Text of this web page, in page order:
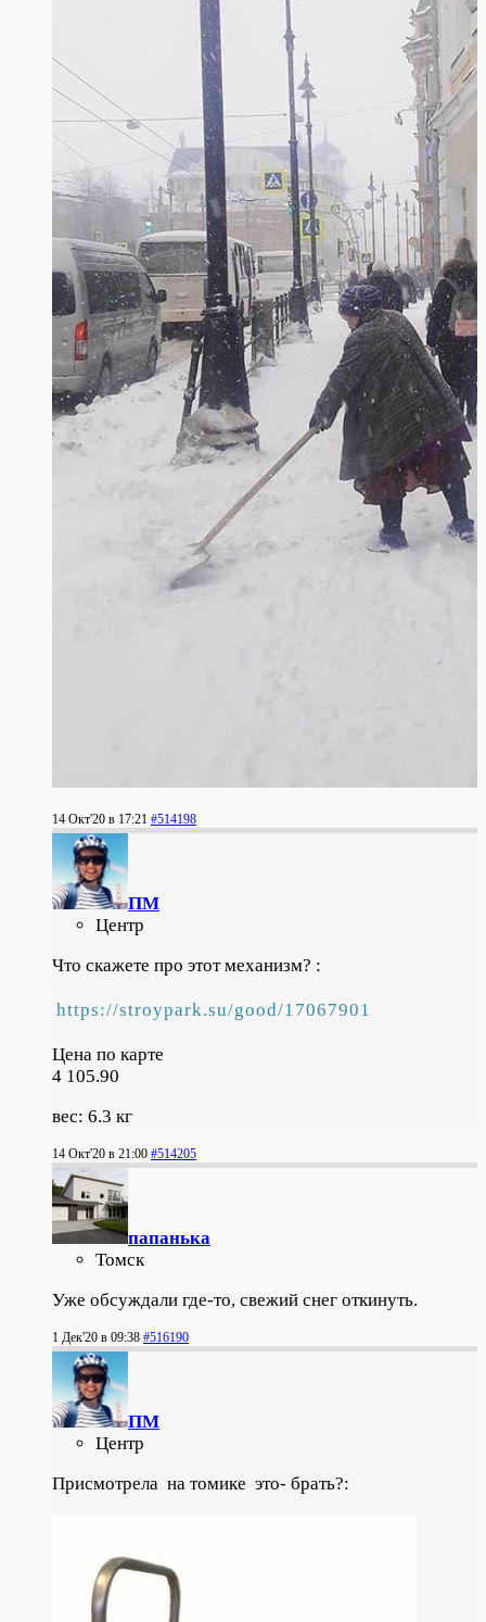
14 Окт'20 в 17:21 #514198
ПМ
Центр
Что скажете про этот механизм? :
https://stroypark.su/good/17067901
Цена по карте
4 105.90
вес: 6.3 кг
14 Окт'20 в 21:00 #514205
папанькa
Томск
Уже обсуждали где-то, свежий снег откинуть.
1 Дек'20 в 09:38 #516190
ПМ
Центр
Присмотрела на томике это- брать?: